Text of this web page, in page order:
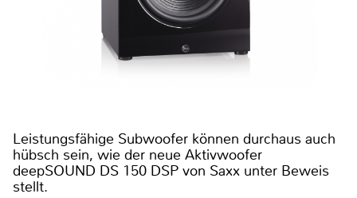
Leistungsfähige Subwoofer können durchaus auch
hübsch sein, wie der neue Aktivwoofer
deepSOUND DS 150 DSP von Saxx unter Beweis
stellt.